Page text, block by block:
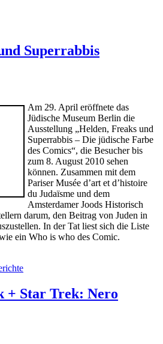
Superrabbis
Am 29. April eröffnete das
Jüdische Museum Berlin die
Ausstellung „Helden, Freaks und
Superrabbis – Die jüdische Farbe
des Comics“, die Besucher bis
zum 8. August 2010 sehen
können. Zusammen mit dem
Pariser Musée d’art et d’histoire
du Judaïsme und dem
Amsterdamer Joods Historisch
darum, den Beitrag von Juden in
In der Tat liest sich die Liste
ein Who is who des Comic.
+ Star Trek: Nero